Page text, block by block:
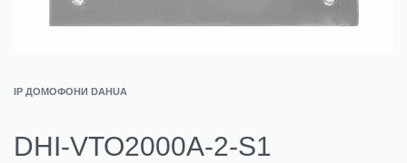
IP ДОМОФОНИ DAHUA
DHI-VTO2000A-2-S1